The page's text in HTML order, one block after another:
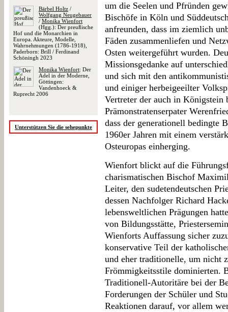
Bärbel Holtz /
Wolfgang Neugebauer
/ Monika Wienfort
(Hgg.): Der preußische
Hof und die Monarchien in
Europa. Akteure, Modelle,
Wahrnehmungen (1786-1918),
Paderborn: Brill / Ferdinand
Schöningh 2023
Monika Wienfort: Der
Adel in der Moderne,
Göttingen:
Vandenhoeck &
Ruprecht 2006
Unterstützen Sie die sehepunkte
um die Seelen und Pfründen
Bischöfe in Köln und
anfreunden, dass im ziemlich
Fäden zusammenliefen und
Osten weitergeführt wurden.
Missionsgedanke auf
und sich mit den
und einiger herbeigeeilter
Vertreter der auch in Königstein
Prämonstratenserpater
dass der generationell bedingte
1960er Jahren mit einem
Osteuropas einherging.
Wienfort blickt auf die
charismatischen Bischof
Leiter, den sudetendeutschen
dessen Nachfolger Richard
lebensweltlichen Prägungen
von Bildungsstätte,
Wienforts Auffassung sicher
konservative Teil der
und eher traditionelle, um nicht
Frömmigkeitsstile dominierten.
Traditionell-Autoritäre bei der
Forderungen der Schüler und
Reaktionen darauf, vor allem